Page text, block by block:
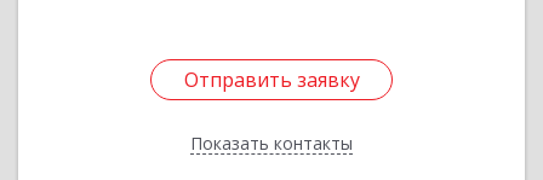
Отправить заявку
Показать контакты
Отправить заявку
Назад